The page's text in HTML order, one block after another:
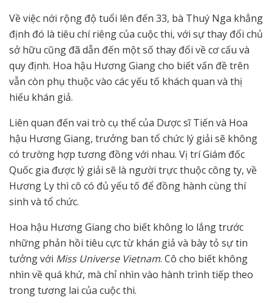
Về việc nới rộng độ tuổi lên đến 33, bà Thuý Nga khẳng
định đó là tiêu chí riêng của cuộc thi, với sự thay đổi chủ
sở hữu cũng đã dẫn đến một số thay đổi về cơ cấu và
quy định. Hoa hậu Hương Giang cho biết vấn đề trên
vẫn còn phụ thuộc vào các yếu tố khách quan và thị
hiếu khán giả.
Liên quan đến vai trò cụ thể của Dược sĩ Tiến và Hoa
hậu Hương Giang, trưởng ban tổ chức lý giải sẽ không
có trường hợp tương đồng với nhau. Vị trí Giám đốc
Quốc gia được lý giải sẽ là người trực thuộc công ty, về
Hương Ly thì cô có đủ yếu tố để đồng hành cùng thí
sinh và tổ chức.
Hoa hậu Hương Giang cho biết không lo lắng trước
những phản hồi tiêu cực từ khán giả và bày tỏ sự tin
tưởng với Miss Universe Vietnam. Cô cho biết không
nhìn về quá khứ, mà chỉ nhìn vào hành trình tiếp theo
trong tương lai của cuộc thi.